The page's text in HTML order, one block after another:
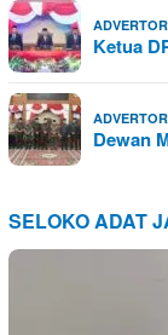
Ketua
Dewan
SELOKO ADAT